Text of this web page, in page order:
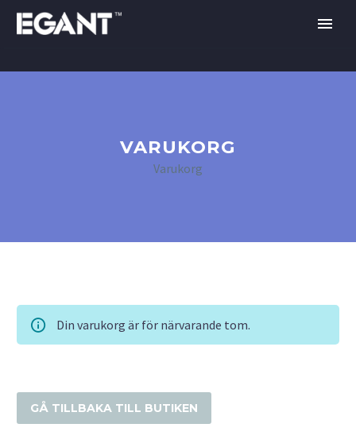
VARUKORG
Varukorg
Din varukorg är för närvarande tom.
GÅ TILLBAKA TILL BUTIKEN